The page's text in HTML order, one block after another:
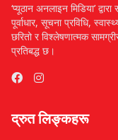
‘प्यूठान अनलाइन मिडिया’
पूर्वाधार, सूचना प्रविधि,
छरितो र विश्लेषणात्मक
प्रतिबद्ध छ।
द्रुत लिङ्कहरू